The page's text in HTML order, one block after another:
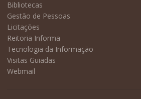
Bibliotecas
Gestão de Pessoas
Licitações
Reitoria Informa
Tecnologia da Informação
Visitas Guiadas
Webmail